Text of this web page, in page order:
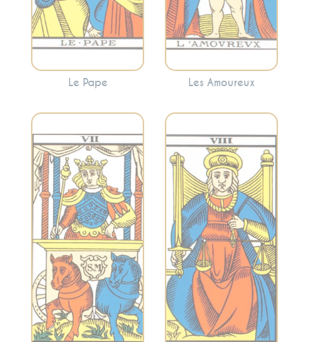
établies.
Le Pape
relations.
Les Amoureux
Évoque la volonté,
la détermination, le
contrôle et
l’avancement. Le
Chariot indique
souvent la
nécessité de
surmonter les
obstacles avec
détermination.
Représente
l’équilibre, la justice
et les
conséquences.
Cette carte peut
signaler la
nécessité de
prendre des
décisions
équitables ou de
faire face aux
conséquences de
vos actions.